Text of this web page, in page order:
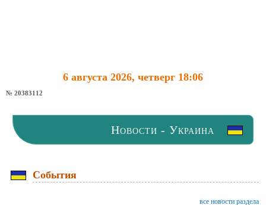
6 августа 2026, четверг 18:06
№ 20383112
Новости - Украина
События
все новости раздела